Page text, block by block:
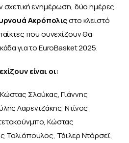
σχετική ενημέρωση, δύο ημέρες
Ακρόπολις στο κλειστό
που συνεχίζουν θα
για το EuroBasket 2025.
είναι οι:
Σλούκας, Γιάννης
Λαρεντζάκης, Ντίνος
Κώστας
Τολιόπουλος, Τάιλερ Ντόρσεϊ,